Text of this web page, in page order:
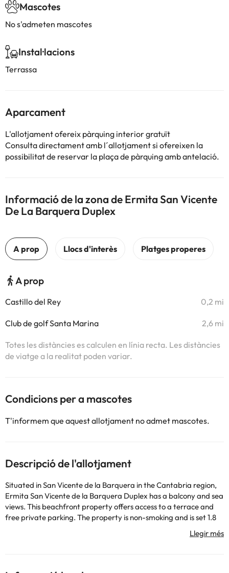
Mascotes
No s'admeten mascotes
Instal·lacions
Terrassa
Aparcament
L'allotjament ofereix pàrquing interior gratuït
Consulta directament amb l´allotjament si ofereixen la
possibilitat de reservar la plaça de pàrquing amb antelació.
Informació de la zona de Ermita San Vicente
De La Barquera Duplex
A prop
Castillo del Rey 0,2 mi
Club de golf Santa Marina 2,6 mi
Totes les distàncies es calculen en línia recta. Les distàncies
de viatge a la realitat poden variar.
Condicions per a mascotes
T'informem que aquest allotjament no admet mascotes.
Descripció de l'allotjament
Situated in San Vicente de la Barquera in the Cantabria region,
Ermita San Vicente de la Barquera Duplex has a balcony and sea
views. This beachfront property offers access to a terrace and
free private parking. The property is non-smoking and is set 1.8
and a fully equipped kitchen that provides guests with an oven, a